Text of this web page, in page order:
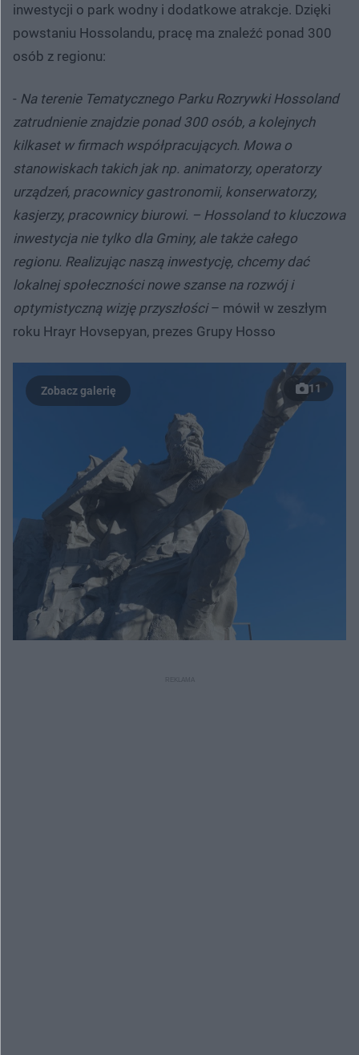
inwestycji o park wodny i dodatkowe atrakcje. Dzięki
powstaniu Hossolandu, pracę ma znaleźć ponad 300
osób z regionu:
- Na terenie Tematycznego Parku Rozrywki Hossoland
zatrudnienie znajdzie ponad 300 osób, a kolejnych
kilkaset w firmach współpracujących. Mowa o
stanowiskach takich jak np. animatorzy, operatorzy
urządzeń, pracownicy gastronomii, konserwatorzy,
kasjerzy, pracownicy biurowi. – Hossoland to kluczowa
inwestycja nie tylko dla Gminy, ale także całego
regionu. Realizując naszą inwestycję, chcemy dać
lokalnej społeczności nowe szanse na rozwój i
optymistyczną wizję przyszłości– mówił w zeszłym
roku Hrayr Hovsepyan, prezes Grupy Hosso
11